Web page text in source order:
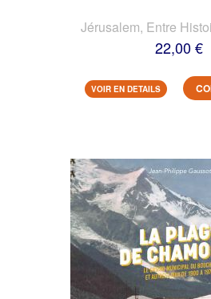
Jérusalem, Entre
22,00 €
VOIR EN DETAILS